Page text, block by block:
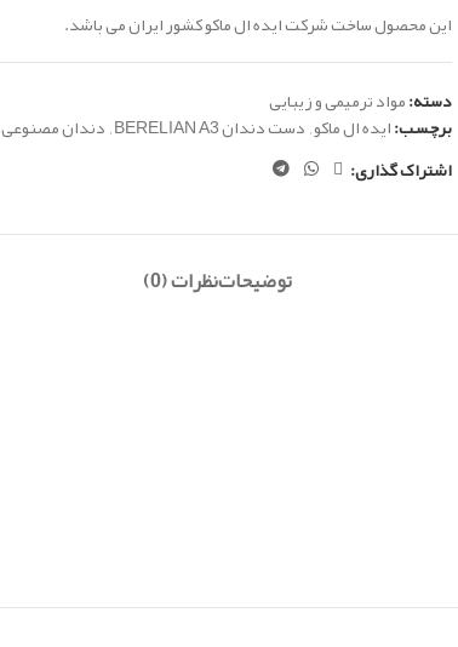
این محصول ساخت شرکت ایده ال ماکو کشور ایران می باشد.
دسته:مواد ترمیمی و زیبایی
برچسب:ایده ال ماکو,دست دندان BERELIAN A3 ,دندان مصنوعی
اشتراک گذاری:
توضیحاتنظرات (0)